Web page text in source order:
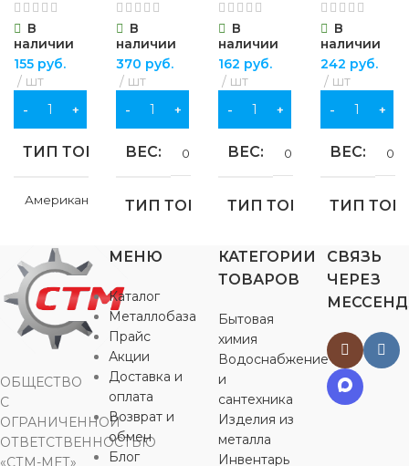
В
наличии
155 руб.
шт
ТИП ТОВАРА
Американка ВР
ДИАМЕТР, ММ
20
РЕЗЬБА 1/2″
МАТЕРИАЛ
PPr
В
наличии
370 руб.
шт
ВЕС 0.196 кг
ТИП ТОВАРА
Американка ВР
ДИАМЕТР, ММ
40
РЕЗЬБА 5/4″
МАТЕРИАЛ
В
наличии
162 руб.
шт
ВЕС 0.065 кг
ТИП ТОВАРА
Американка НР
ДИАМЕТР, ММ
РЕЗЬБА 1/2″
МАТЕРИАЛ
В
наличии
242 руб.
шт
ВЕС
ТИП
25
РЕЗЬБА
ОБЩЕСТВО
С
ОГРАНИЧЕННОЙ
ОТВЕТСТВЕННОСТЬЮ
«СТМ-МЕТ»
МЕНЮ
Каталог
Металлобаза
Прайс
Акции
Доставка и
оплата
Возврат и
обмен
Блог
КАТЕГОРИИ
ТОВАРОВ
Бытовая
химия
Водоснабжение
и
сантехника
Изделия из
металла
Инвентарь
СВЯЗЬ
ЧЕРЕЗ